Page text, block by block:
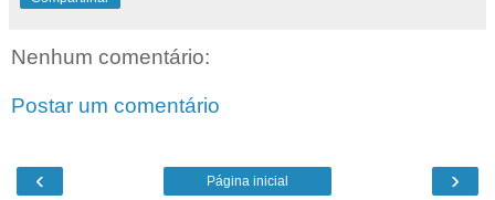
Nenhum comentário:
Postar um comentário
‹ ›
Página inicial